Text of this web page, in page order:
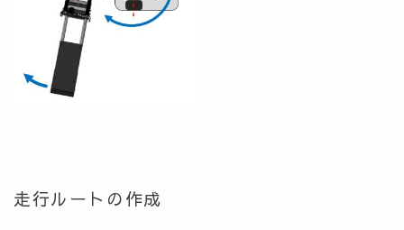
走行ルートの作成